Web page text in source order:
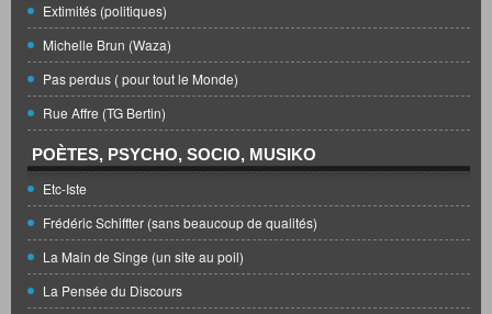
Extimités (politiques)
Michelle Brun (Waza)
Pas perdus ( pour tout le Monde)
Rue Affre (TG Bertin)
POÈTES, PSYCHO, SOCIO, MUSIKO
Etc-Iste
Frédéric Schiffter (sans beaucoup de qualités)
La Main de Singe (un site au poil)
La Pensée du Discours